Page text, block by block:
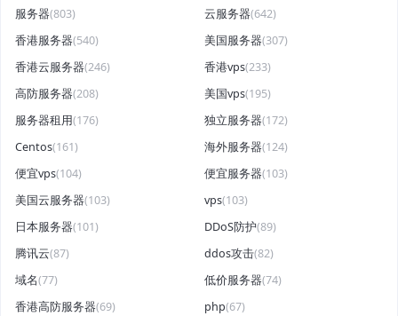
服务器(803) 云服务器(642)
香港服务器(540) 美国服务器(307)
香港云服务器(246) 香港vps(233)
高防服务器(208) 美国vps(195)
服务器租用(176) 独立服务器(172)
Centos(161) 海外服务器(124)
便宜vps(104) 便宜服务器(103)
美国云服务器(103) vps(103)
日本服务器(101) DDoS防护(89)
腾讯云(87) ddos攻击(82)
域名(77) 低价服务器(74)
香港高防服务器(69) php(67)